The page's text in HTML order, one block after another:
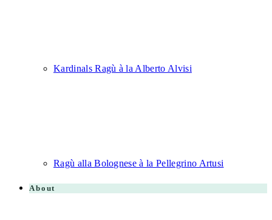
Kardinals Ragù à la Alberto Alvisi
Ragù alla Bolognese à la Pellegrino Artusi
About